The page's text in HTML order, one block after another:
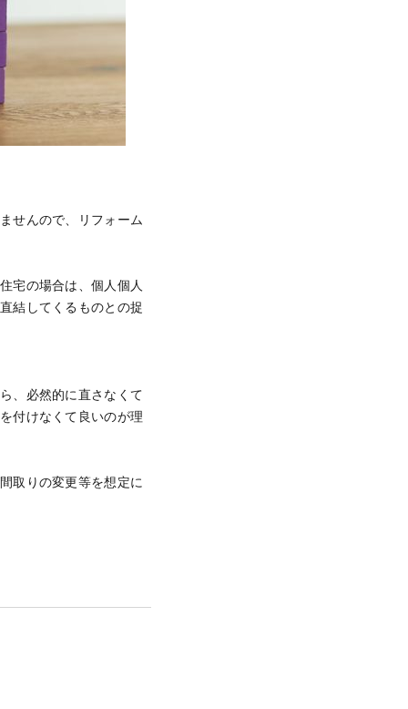
せんので、リフォーム
宅の場合は、個人個人
結してくるものとの捉
、必然的に直さなくて
付けなくて良いのが理
取りの変更等を想定に